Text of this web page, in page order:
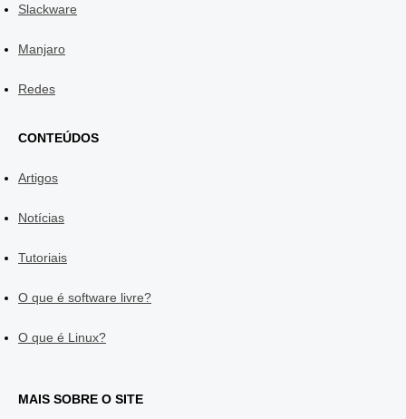
Slackware
Manjaro
Redes
CONTEÚDOS
Artigos
Notícias
Tutoriais
O que é software livre?
O que é Linux?
MAIS SOBRE O SITE